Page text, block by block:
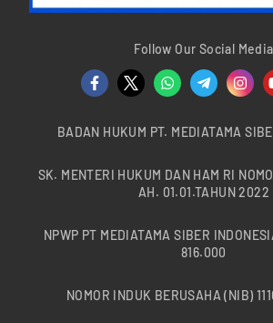
Follow Our Social Media
BADAN HUKUM PT. MEDIATAMA
SK. MENTERI HUKUM DAN HAM RI
AH. 01.01.TAHUN 2022
NPWP PT MEDIATAMA SIBER
816.000
NOMOR INDUK BERUSAHA (NIB)